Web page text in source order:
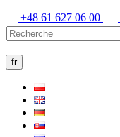
+48 61 627 06 00
fr